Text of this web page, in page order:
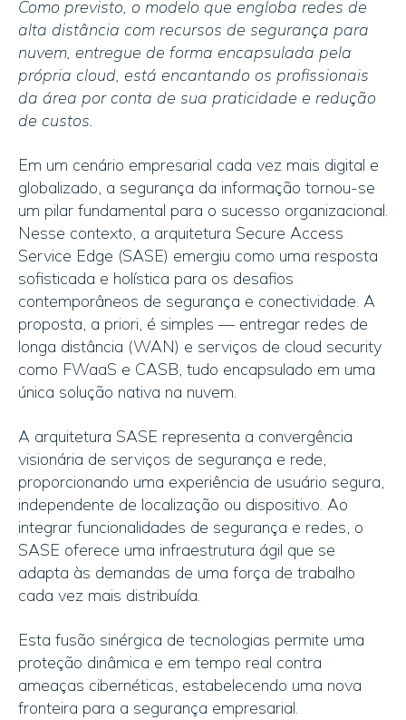
Como previsto, o modelo que engloba redes de
alta distância com recursos de segurança para
nuvem, entregue de forma encapsulada pela
própria cloud, está encantando os profissionais
da área por conta de sua praticidade e redução
de custos.
Em um cenário empresarial cada vez mais digital e
globalizado, a segurança da informação tornou-se
um pilar fundamental para o sucesso organizacional.
Nesse contexto, a arquitetura Secure Access
Service Edge (SASE) emergiu como uma resposta
sofisticada e holística para os desafios
contemporâneos de segurança e conectividade. A
proposta, a priori, é simples — entregar redes de
longa distância (WAN) e serviços de cloud security
como FWaaS e CASB, tudo encapsulado em uma
única solução nativa na nuvem.
A arquitetura SASE representa a convergência
visionária de serviços de segurança e rede,
proporcionando uma experiência de usuário segura,
independente de localização ou dispositivo. Ao
integrar funcionalidades de segurança e redes, o
SASE oferece uma infraestrutura ágil que se
adapta às demandas de uma força de trabalho
cada vez mais distribuída.
Esta fusão sinérgica de tecnologias permite uma
proteção dinâmica e em tempo real contra
ameaças cibernéticas, estabelecendo uma nova
fronteira para a segurança empresarial.